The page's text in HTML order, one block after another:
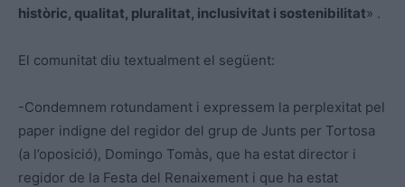
històric, qualitat, pluralitat, inclusivitat i sostenibilitat» .
El comunitat diu textualment el següent:
-Condemnem rotundament i expressem la perplexitat pel
paper indigne del regidor del grup de Junts per Tortosa
(a l’oposició), Domingo Tomàs, que ha estat director i
regidor de la Festa del Renaixement i que ha estat